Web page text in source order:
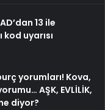
13 ile
uyarısı
yorumları! Kova,
AŞK, EVLİLİK,
diyor?